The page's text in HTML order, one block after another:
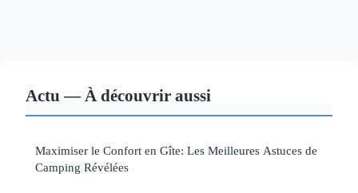
Actu — À découvrir aussi
Maximiser le Confort en Gîte: Les Meilleures Astuces de
Camping Révélées